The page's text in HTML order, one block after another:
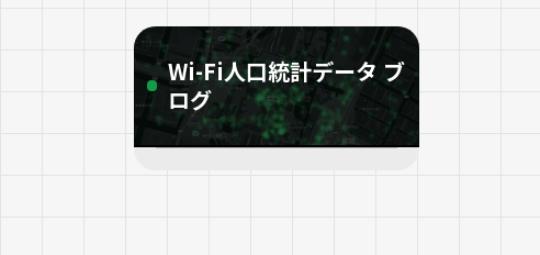
Wi-Fi人口統計データ ブ
ログ